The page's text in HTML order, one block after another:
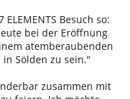
Besuch so:
bei der Eröffnung
atemberaubenden
Sölden zu sein."
zusammen mit